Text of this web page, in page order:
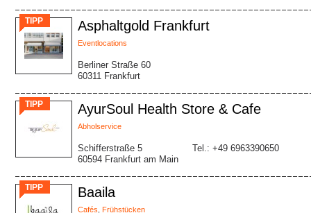
TIPP Asphaltgold Frankfurt
Eventlocations
Berliner Straße 60
60311 Frankfurt
TIPP AyurSoul Health Store & Cafe
Abholservice
Schifferstraße 5
60594 Frankfurt am Main
Tel.: +49 6963390650
TIPP Baaila
Cafés Frühstücken